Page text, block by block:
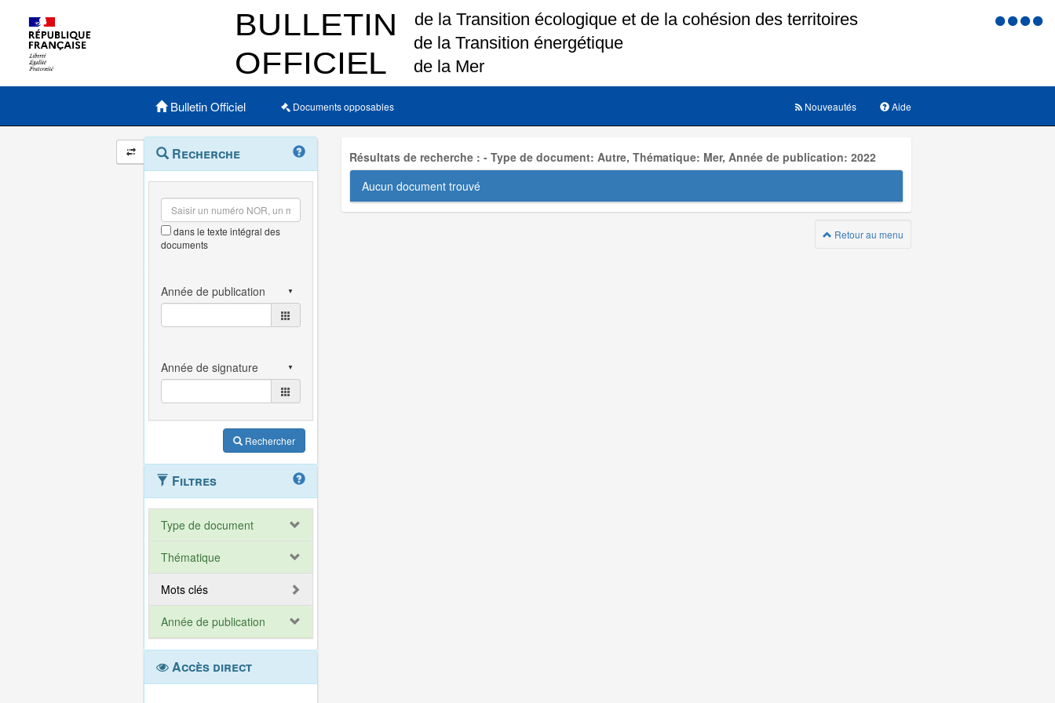
Menu
Menu principal
Bulletin Officiel Documents opposables Aide
Nouveautés
Navigation
et
outils
annexes
Menu
contextuel
Recherche
dans le texte intégral des
documents
Rechercher
Filtres
Type de document
Thématique
Mots clés
Année de publication
Accès direct
Résultats de recherche : - Type de document: Autre, Thématique: Mer, Année de publication: 2022
Aucun document trouvé
Retour au menu